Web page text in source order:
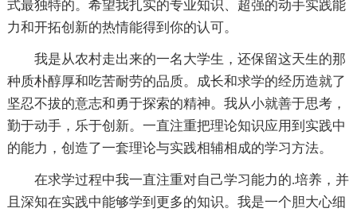
式最独特的。希望我扎实的专业知识、超强的动手实践能
力和开拓创新的热情能得到你的认可。
我是从农村走出来的一名大学生，还保留这天生的那
种质朴醇厚和吃苦耐劳的品质。成长和求学的经历造就了
坚忍不拔的意志和勇于探索的精神。我从小就善于思考，
勤于动手，乐于创新。一直注重把理论知识应用到实践中
的能力，创造了一套理论与实践相辅相成的学习方法。
在求学过程中我一直注重对自己学习能力的.培养，并
且深知在实践中能够学到更多的知识。我是一个胆大心细